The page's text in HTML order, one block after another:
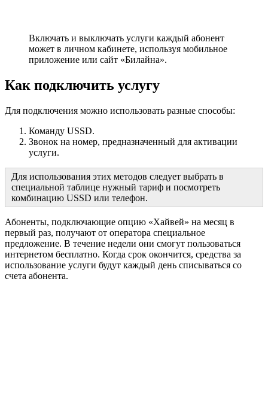
Включать и выключать услуги каждый абонент
может в личном кабинете, используя мобильное
приложение или сайт «Билайна».
Как подключить услугу
Для подключения можно использовать разные способы:
Команду USSD.
Звонок на номер, предназначенный для активации
услуги.
Для использования этих методов следует выбрать в
специальной таблице нужный тариф и посмотреть
комбинацию USSD или телефон.
Абоненты, подключающие опцию «Хайвей» на месяц в
первый раз, получают от оператора специальное
предложение. В течение недели они смогут пользоваться
интернетом бесплатно. Когда срок окончится, средства за
использование услуги будут каждый день списываться со
счета абонента.